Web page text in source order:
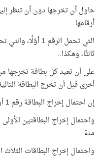
حاول أن تخرجها دون أن تنظر
أرقامها..
ثالثًا، وهكذا..
على أن تعيد كل بطاقة تخرجها
أخرى قبل أن تخرج البطاقة
إن احتمال إخراج البطاقة رقم 1 أوّلًا هو واحد من عشرة..
واحتمال إخراج البطاقتين
مئة..
واحتمال إخراج البطاقات